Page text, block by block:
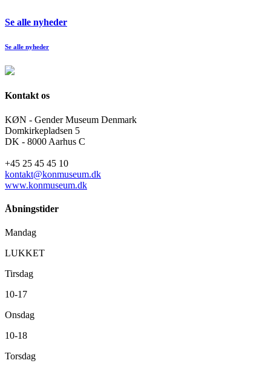
Se alle nyheder
Se alle nyheder
Kontakt os
KØN - Gender Museum Denmark
Domkirkepladsen 5
DK - 8000 Aarhus C
+45 25 45 45 10
kontakt@konmuseum.dk
www.konmuseum.dk
Åbningstider
Mandag
LUKKET
Tirsdag
10-17
Onsdag
10-18
Torsdag